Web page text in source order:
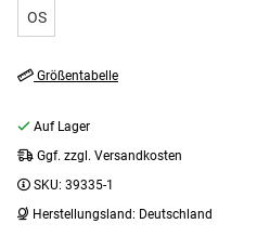
OS
Größentabelle
Auf Lager
Ggf. zzgl. Versandkosten
SKU: 39335-1
Herstellungsland: Deutschland